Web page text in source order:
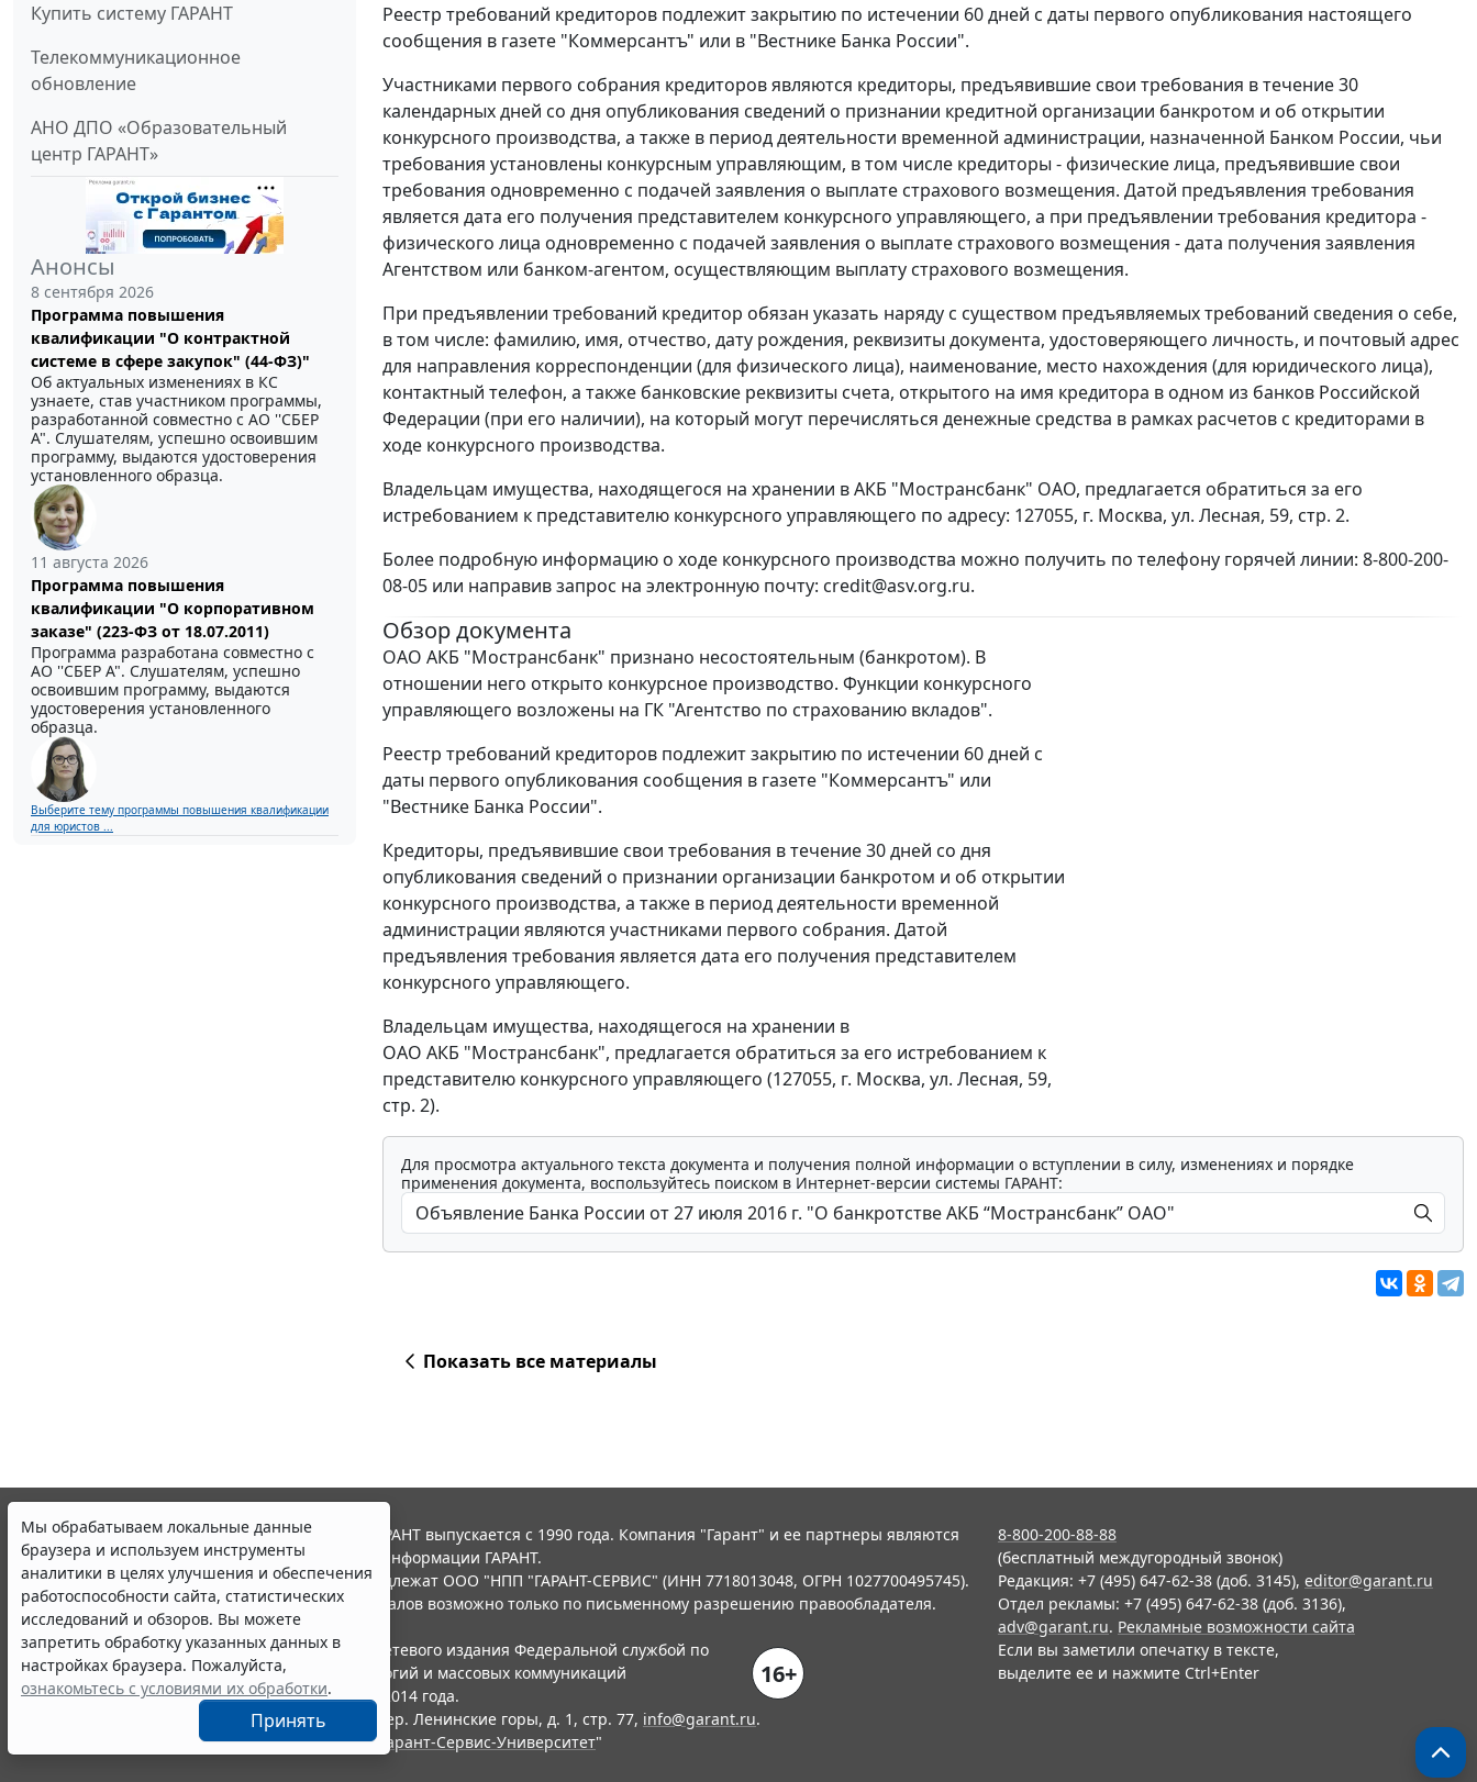
Купить систему ГАРАНТ
Телекоммуникационное
обновление
АНО ДПО «Образовательный
центр ГАРАНТ»
Анонсы
8 сентября 2026
Программа повышения
квалификации "О контрактной
системе в сфере закупок" (44-ФЗ)"
Об актуальных изменениях в КС
узнаете, став участником программы,
разработанной совместно с АО ''СБЕР
А". Слушателям, успешно освоившим
программу, выдаются удостоверения
установленного образца.
11 августа 2026
Программа повышения
квалификации "О корпоративном
заказе" (223-ФЗ от 18.07.2011)
Программа разработана совместно с
АО ''СБЕР А". Слушателям, успешно
освоившим программу, выдаются
удостоверения установленного
образца.
Выберите тему программы повышения квалификации
для юристов ...
Реестр требований кредиторов подлежит закрытию по истечении 60 дней с даты первого опубликования настоящего
сообщения в газете "Коммерсантъ" или в "Вестнике Банка России".
Участниками первого собрания кредиторов являются кредиторы, предъявившие свои требования в течение 30
календарных дней со дня опубликования сведений о признании кредитной организации банкротом и об открытии
конкурсного производства, а также в период деятельности временной администрации, назначенной Банком России, чьи
требования установлены конкурсным управляющим, в том числе кредиторы - физические лица, предъявившие свои
требования одновременно с подачей заявления о выплате страхового возмещения. Датой предъявления требования
является дата его получения представителем конкурсного управляющего, а при предъявлении требования кредитора -
физического лица одновременно с подачей заявления о выплате страхового возмещения - дата получения заявления
Агентством или банком-агентом, осуществляющим выплату страхового возмещения.
При предъявлении требований кредитор обязан указать наряду с существом предъявляемых требований сведения о себе,
в том числе: фамилию, имя, отчество, дату рождения, реквизиты документа, удостоверяющего личность, и почтовый адрес
для направления корреспонденции (для физического лица), наименование, место нахождения (для юридического лица),
контактный телефон, а также банковские реквизиты счета, открытого на имя кредитора в одном из банков Российской
Федерации (при его наличии), на который могут перечисляться денежные средства в рамках расчетов с кредиторами в
ходе конкурсного производства.
Владельцам имущества, находящегося на хранении в АКБ "Мострансбанк" ОАО, предлагается обратиться за его
истребованием к представителю конкурсного управляющего по адресу: 127055, г. Москва, ул. Лесная, 59, стр. 2.
Более подробную информацию о ходе конкурсного производства можно получить по телефону горячей линии: 8-800-200-
08-05 или направив запрос на электронную почту: credit@asv.org.ru.
Обзор документа
ОАО АКБ "Мострансбанк" признано несостоятельным (банкротом). В
отношении него открыто конкурсное производство. Функции конкурсного
управляющего возложены на ГК "Агентство по страхованию вкладов".
Реестр требований кредиторов подлежит закрытию по истечении 60 дней с
даты первого опубликования сообщения в газете "Коммерсантъ" или
"Вестнике Банка России".
Кредиторы, предъявившие свои требования в течение 30 дней со дня
опубликования сведений о признании организации банкротом и об открытии
конкурсного производства, а также в период деятельности временной
администрации являются участниками первого собрания. Датой
предъявления требования является дата его получения представителем
конкурсного управляющего.
Владельцам имущества, находящегося на хранении в
ОАО АКБ "Мострансбанк", предлагается обратиться за его истребованием к
представителю конкурсного управляющего (127055, г. Москва, ул. Лесная, 59,
стр. 2).
Для просмотра актуального текста документа и получения полной информации о вступлении в силу, изменениях и порядке
применения документа, воспользуйтесь поиском в Интернет-версии системы ГАРАНТ:
Показать все материалы
Мы обрабатываем локальные данные
браузера и используем инструменты
аналитики в целях улучшения и обеспечения
работоспособности сайта, статистических
исследований и обзоров. Вы можете
запретить обработку указанных данных в
настройках браузера. Пожалуйста,
ознакомьтесь с условиями их обработки.
Принять
© ООО "НПП "ГАРАНТ-СЕРВИС", 2026. Система ГАРАНТ выпускается с 1990 года. Компания "Гарант" и ее партнеры являются
участниками Российской ассоциации правовой информации ГАРАНТ.
Все права на материалы сайта ГАРАНТ.РУ принадлежат ООО "НПП "ГАРАНТ-СЕРВИС" (ИНН 7718013048, ОГРН 1027700495745).
Полное или частичное воспроизведение материалов возможно только по письменному разрешению правообладателя.
Правила использования портала.
Портал ГАРАНТ.РУ зарегистрирован в качестве сетевого издания Федеральной службой по
надзору в сфере связи,информационных технологий и массовых коммуникаций
(Роскомнадзором), Эл № ФС77-58365 от 18 июня 2014 года.
16+
ООО "НПП "ГАРАНТ-СЕРВИС", 119234, г. Москва, тер. Ленинские горы, д. 1, стр. 77, info@garant.ru.
Разработчик ЭПС Система ГАРАНТ – ООО "НПП "
Гарант-Сервис-Университет"
8-800-200-88-88
(бесплатный междугородный звонок)
Редакция: +7 (495) 647-62-38 (доб. 3145), editor@garant.ru
Отдел рекламы: +7 (495) 647-62-38 (доб. 3136),
adv@garant.ru. Рекламные возможности сайта
Если вы заметили опечатку в тексте,
выделите ее и нажмите Ctrl+Enter